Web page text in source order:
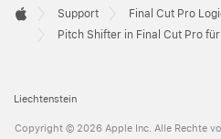
Footer

Apple
Support
Final Cut Pro
Pitch Shifter in Final Cut Pro
Liechtenstein
Copyright © 2026 Apple Inc. Alle Rechte